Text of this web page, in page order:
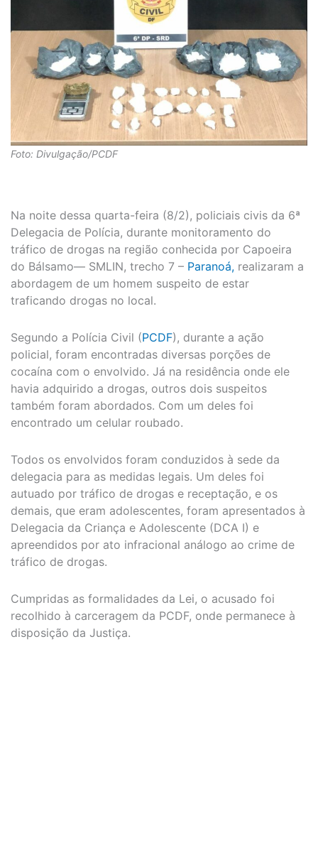
Foto: Divulgação/PCDF
Na noite dessa quarta-feira (8/2), policiais civis da 6ª
Delegacia de Polícia, durante monitoramento do
tráfico de drogas na região conhecida por Capoeira
do Bálsamo— SMLIN, trecho 7 – Paranoá, realizaram a
abordagem de um homem suspeito de estar
traficando drogas no local.
Segundo a Polícia Civil (PCDF), durante a ação
policial, foram encontradas diversas porções de
cocaína com o envolvido. Já na residência onde ele
havia adquirido a drogas, outros dois suspeitos
também foram abordados. Com um deles foi
encontrado um celular roubado.
Todos os envolvidos foram conduzidos à sede da
delegacia para as medidas legais. Um deles foi
autuado por tráfico de drogas e receptação, e os
demais, que eram adolescentes, foram apresentados à
Delegacia da Criança e Adolescente (DCA I) e
apreendidos por ato infracional análogo ao crime de
tráfico de drogas.
Cumpridas as formalidades da Lei, o acusado foi
recolhido à carceragem da PCDF, onde permanece à
disposição da Justiça.